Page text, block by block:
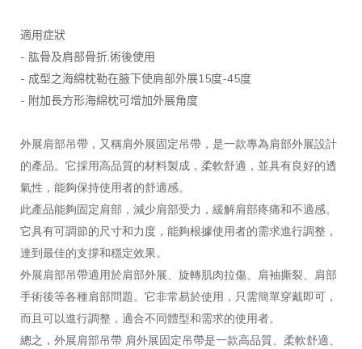
適用症狀
- 肱骨及肩部骨折,術後使用
- 成型之海綿枕勒在腋下使肩部外展15度-45度
- 附加長方形海綿枕可增加外展角度
外展肩部吊帶，又稱肩外展固定吊帶，是一款專為肩部外展設計
的產品。它採用高品質的材料製成，柔軟舒適，並具有良好的透
氣性，能夠保持使用者的舒適感。
此產品能夠固定肩部，減少肩部受力，緩解肩部疼痛和不適感。
它具有可調節的尺寸和力度，能夠根據使用者的需求進行調整，
達到最佳的支撐和穩定效果。
外展肩部吊帶適用於肩部外展、旋轉肌肉拉傷、肩袖撕裂、肩部
手術後等各種肩部問題。它非常易於使用，只需簡單穿戴即可，
而且可以進行調整，適合不同體型和需求的使用者。
總之，外展肩部吊帶 肩外展固定吊帶是一款高品質、柔軟舒適、